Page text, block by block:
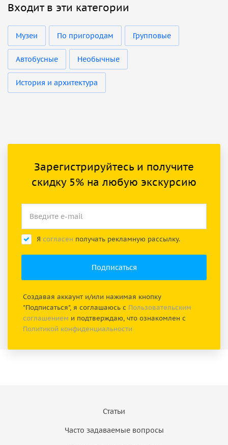
Входит в эти категории
Музеи По пригородам Групповые
Автобусные Необычные
История и архитектура
Зарегистрируйтесь и получите
скидку 5% на любую экскурсию
Я согласен получать рекламную рассылку.
Создавая аккаунт и/или нажимая кнопку
"Подписаться", я соглашаюсь с Пользовательским
соглашением и подтверждаю, что ознакомлен с
Политикой конфиденциальности
Статьи
Часто задаваемые вопросы